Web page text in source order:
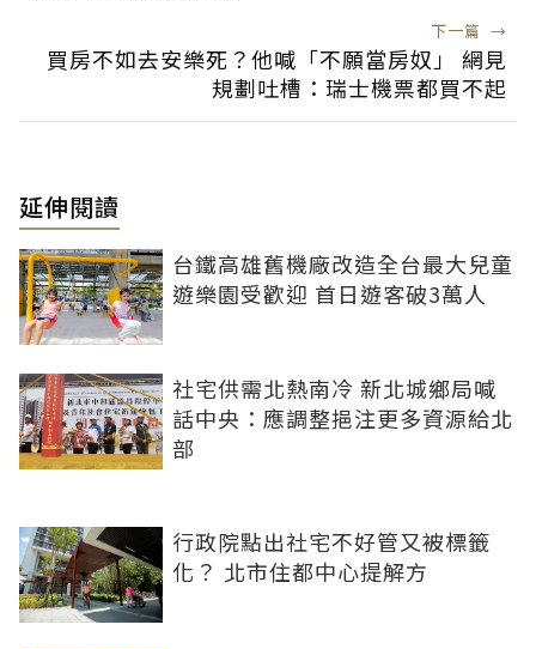
下一篇 →
買房不如去安樂死？他喊「不願當房奴」 網見
規劃吐槽：瑞士機票都買不起
延伸閱讀
台鐵高雄舊機廠改造全台最大兒童
遊樂園受歡迎 首日遊客破3萬人
社宅供需北熱南冷 新北城鄉局喊
話中央：應調整挹注更多資源給北
部
行政院點出社宅不好管又被標籤
化？ 北市住都中心提解方